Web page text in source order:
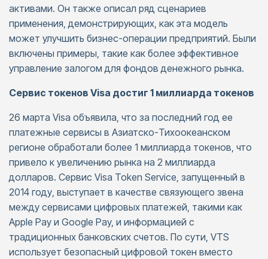
активами. Он также описал ряд сценариев
применения, демонстрирующих, как эта модель
может улучшить бизнес-операции предприятий. Были
включены примеры, такие как более эффективное
управление залогом для фондов денежного рынка.
Сервис токенов Visa достиг 1 миллиарда токенов
26 марта Visa объявила, что за последний год ее
платежные сервисы в Азиатско-Тихоокеанском
регионе обработали более 1 миллиарда токенов, что
привело к увеличению рынка на 2 миллиарда
долларов. Сервис Visa Token Service, запущенный в
2014 году, выступает в качестве связующего звена
между сервисами цифровых платежей, такими как
Apple Pay и Google Pay, и информацией с
традиционных банковских счетов. По сути, VTS
использует безопасный цифровой токен вместо